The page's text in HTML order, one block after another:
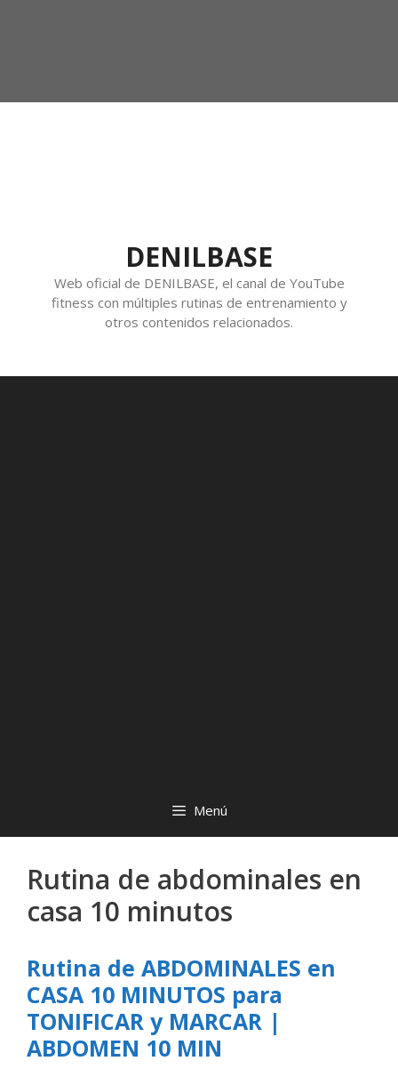
DENILBASE
Web oficial de DENILBASE, el canal de YouTube
fitness con múltiples rutinas de entrenamiento y
otros contenidos relacionados.
Menú
Rutina de abdominales en
casa 10 minutos
Rutina de ABDOMINALES en
CASA 10 MINUTOS para
TONIFICAR y MARCAR |
ABDOMEN 10 MIN